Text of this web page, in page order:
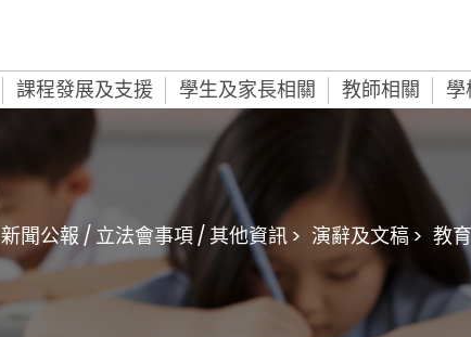
課程發展及支援 學生及家長相關 教師相關
新聞公報 / 立法會事項 / 其他資訊 > 演辭及文稿 > 教